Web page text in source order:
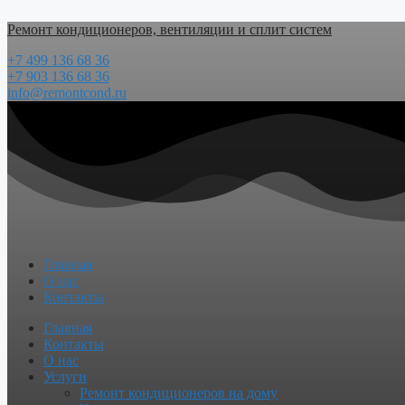
к
Ремонт кондиционеров, вентиляции и сплит систем
+7 499 136 68 36
+7 903 136 68 36
info@remontcond.ru
Главная
О нас
Контакты
Menu
Главная
Контакты
О нас
Услуги
Ремонт кондиционеров на дому